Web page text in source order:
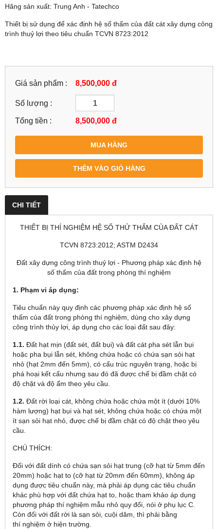
Hãng sản xuất: Trung Anh - Tatechco
Thiết bị sử dụng để xác định hệ số thấm của đất cát xây dựng công
trình thuỷ lợi theo tiêu chuẩn TCVN 8723:2012
Giá sản phẩm : 8,500,000 đ
Số lượng :
Tổng tiền : 8,500,000 đ
MUA HÀNG
THÊM VÀO GIỎ HÀNG
CHI TIẾT
THIẾT BỊ THÍ NGHIỆM HỆ SỐ THỬ THẤM CỦA ĐẤT CÁT
TCVN 8723:2012; ASTM D2434
Đất xây dựng công trình thuỷ lợi - Phương pháp xác định hệ
số thấm của đất trong phòng thí nghiệm
1. Phạm vi áp dụng:
Tiêu chuẩn này quy định các phương pháp xác định hệ số
thấm của đất trong phòng thí nghiệm, dùng cho xây dựng
công trình thủy lợi, áp dụng cho các loại đất sau đây:
1.1. Đất hạt mịn (đất sét, đất bụi) và đất cát pha sét lẫn bụi
hoặc pha bụi lẫn sét, không chứa hoặc có chứa sạn sỏi hạt
nhỏ (hạt 2mm đến 5mm), có cấu trúc nguyên trạng, hoặc bị
phá hoại kết cấu nhưng sau đó đã được chế bị đầm chặt có
độ chặt và độ ẩm theo yêu cầu.
1.2. Đất rời loại cát, không chứa hoặc chứa một ít (dưới 10%
hàm lượng) hạt bụi và hạt sét, không chứa hoặc có chứa một
ít sạn sỏi hạt nhỏ, được chế bị đầm chặt có độ chặt theo yêu
cầu.
CHÚ THÍCH:
Đối với đất dính có chứa sạn sỏi hạt trung (cỡ hạt từ 5mm đến
20mm) hoặc hạt to (cỡ hạt từ 20mm đến 60mm), không áp
dụng được tiêu chuẩn này, mà phải áp dụng các tiêu chuẩn
khác phù hợp với đất chứa hạt to, hoặc tham khảo áp dụng
phương pháp thí nghiệm mẫu nhỏ quy đổi, nói ở phụ lục C.
Còn đối với đất rời là sạn sỏi, cuội dăm, thì phải bằng
thí nghiệm ở hiện trường.